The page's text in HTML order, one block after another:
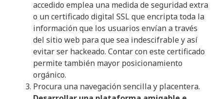
accedido emplea una medida de seguridad extra
o un certificado digital SSL que encripta toda la
información que los usuarios envían a través
del sitio web para que sea indescifrable y así
evitar ser hackeado. Contar con este certificado
permite también mayor posicionamiento
orgánico.
Procura una navegación sencilla y placentera.